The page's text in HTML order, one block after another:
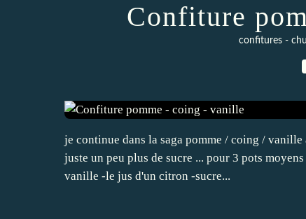
Confiture
confitures -
je continue dans la saga pomme / coing /
juste un peu plus de sucre ... pour 3 pots
vanille -le jus d'un citron -sucre...